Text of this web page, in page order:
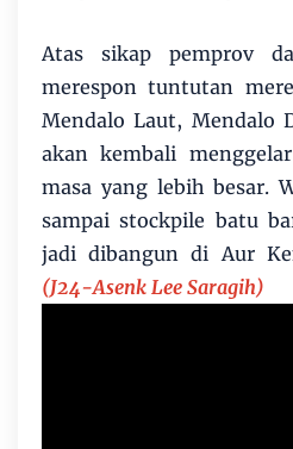
Atas sikap pemprov
merespon tuntutan
Mendalo Laut, Mendalo
akan kembali
masa yang lebih besar.
sampai stockpile batu
jadi dibangun di Aur
(J24-Asenk Lee Saragih)